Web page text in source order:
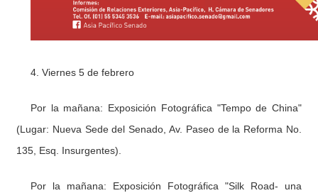
4. Viernes 5 de febrero
Por la mañana: Exposición Fotográfica "Tempo de China"
(Lugar: Nueva Sede del Senado, Av. Paseo de la Reforma No.
135, Esq. Insurgentes).
Por la mañana: Exposición Fotográfica "Silk Road- una